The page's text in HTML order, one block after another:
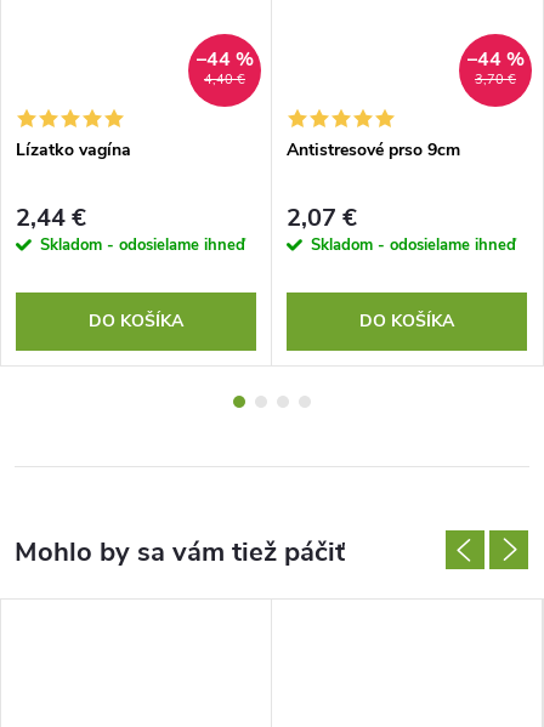
4,40 €
–44 %
Lízatko vagína
2,44 €
Skladom - odosielame ihneď
DO KOŠÍKA
3,70 €
–44 %
Antistresové prso 9cm
2,07 €
Skladom - odosielame ihneď
DO KOŠÍKA